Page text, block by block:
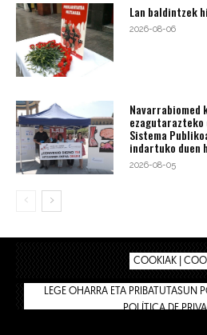
Lan baldintzek
2026-08-06
Navarrabiomed
ezagutarazteko
Sistema
indartuko duen
2026-08-05
COOKIAK |
LEGE OHARRA ETA PRIBATUTASUN
POLÍTICA DE